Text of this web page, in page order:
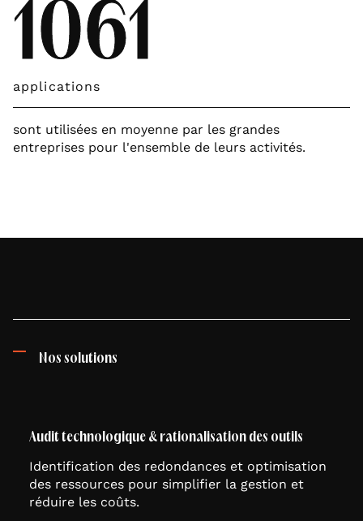
1061
applications
sont utilisées en moyenne par les grandes
entreprises pour l'ensemble de leurs activités.
Nos solutions
Audit technologique & rationalisation des outils
Identification des redondances et optimisation
des ressources pour simplifier la gestion et
réduire les coûts.